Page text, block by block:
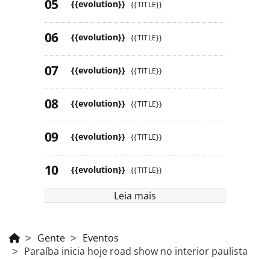
{{evolution}} {{TITLE}}
{{evolution}} {{TITLE}}
{{evolution}} {{TITLE}}
{{evolution}} {{TITLE}}
{{evolution}} {{TITLE}}
{{evolution}} {{TITLE}}
Leia mais
Gente
Eventos
Paraíba inicia hoje road show no interior paulista